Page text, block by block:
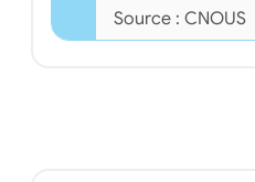
Source : CNOUS